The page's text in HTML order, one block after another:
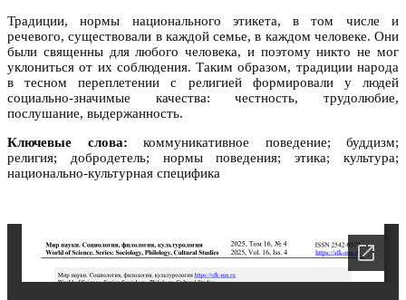
Традиции, нормы национального этикета, в том числе и
речевого, существовали в каждой семье, в каждом человеке. Они
были священны для любого человека, и поэтому никто не мог
уклониться от их соблюдения. Таким образом, традиции народа
в тесном переплетении с религией формировали у людей
социально-значимые качества: честность, трудолюбие,
послушание, выдержанность.
Ключевые слова: коммуникативное поведение; буддизм;
религия; добродетель; нормы поведения; этика; культура;
национально-культурная специфика